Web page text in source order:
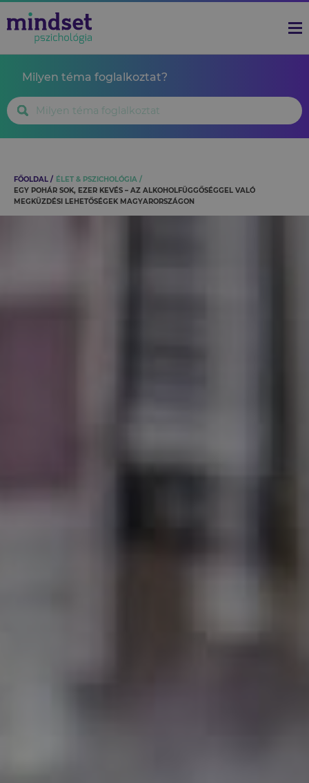
Milyen téma foglalkoztat?
FŐOLDAL
ÉLET & PSZICHOLÓGIA
EGY POHÁR SOK, EZER KEVÉS – AZ ALKOHOLFÜGGŐSÉGGEL VALÓ
MEGKÜZDÉSI LEHETŐSÉGEK MAGYARORSZÁGON